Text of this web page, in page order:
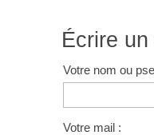
Écrire
Votre nom ou
Votre mail :